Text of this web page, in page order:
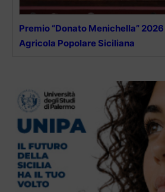
Premio “Donato Menichella”
Agricola Popolare Siciliana